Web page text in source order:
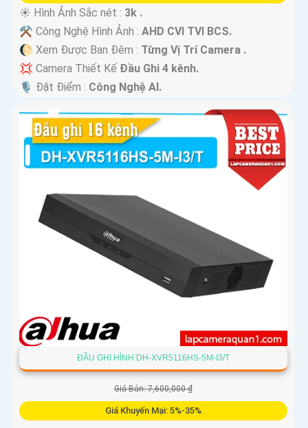
☀️ Hình Ảnh Sắc nét : 3k .
⚒ Công Nghệ Hình Ảnh : AHD CVI TVI BCS.
🌔 Xem Được Ban Đêm : Từng Vị Trí Camera .
💢 Camera Thiết Kế Đầu Ghi 4 kênh.
️🎙 Đặt Điểm : Công Nghệ AI.
ĐẦU GHI HÌNH DH-XVR5116HS-5M-I3/T
Giá Bán: 7,600,000 ₫
Giá Khuyến Mại: 5%-35%